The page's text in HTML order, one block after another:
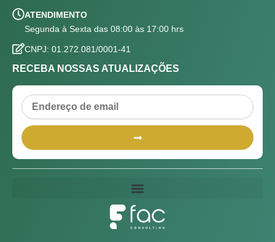
ATENDIMENTO
Segunda à Sexta das 08:00 às 17:00 hrs
CNPJ: 01.272.081/0001-41
RECEBA NOSSAS ATUALIZAÇÕES
Email